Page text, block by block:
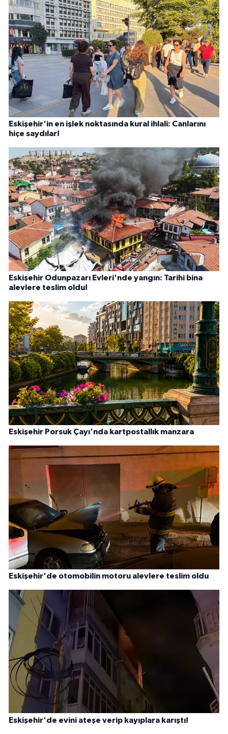
Eskişehir'in en işlek noktasında kural ihlali: Canlarını
hiçe saydılar!
Eskişehir Odunpazarı Evleri'nde yangın: Tarihi bina
alevlere teslim oldu!
Eskişehir Porsuk Çayı'nda kartpostallık manzara
Eskişehir'de otomobilin motoru alevlere teslim oldu
Eskişehir'de evini ateşe verip kayıplara karıştı!